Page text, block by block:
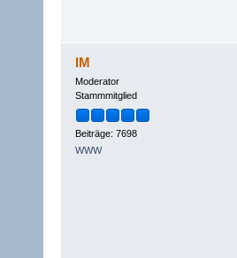
IM
Moderator
Stammmitglied
Beiträge: 7698
WWW